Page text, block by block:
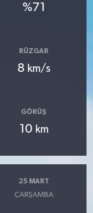
%71
RÜZGAR
8 km/s
GÖRÜŞ
10 km
25 MART
ÇARŞAMBA